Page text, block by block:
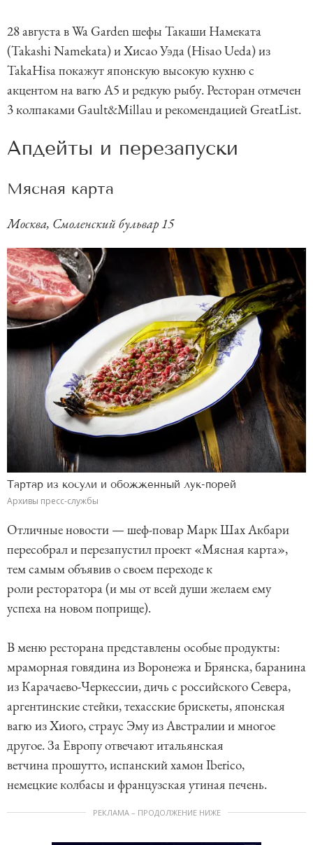
28 августа в Wa Garden шефы Такаши Намеката
(Takashi Namekata) и Хисао Уэда (Hisao Ueda) из
TakaHisa покажут японскую высокую кухню с
акцентом на вагю А5 и редкую рыбу. Ресторан отмечен
3 колпаками Gault&Millau и рекомендацией GreatList.
Апдейты и перезапуски
Мясная карта
Москва, Смоленский бульвар 15
Тартар из косули и обожженный лук-порей
Архивы пресс-службы
Отличные новости — шеф-повар Марк Шах Акбари
пересобрал и перезапустил проект «Мясная карта»,
тем самым объявив о своем переходе к
роли ресторатора (и мы от всей души желаем ему
успеха на новом поприще).
В меню ресторана представлены особые продукты:
мраморная говядина из Воронежа и Брянска, баранина
из Карачаево-Черкессии, дичь с российского Севера,
аргентинские стейки, техасские брискеты, японская
вагю из Хиого, страус Эму из Австралии и многое
другое. За Европу отвечают итальянская
ветчина прошутто, испанский хамон Iberico,
немецкие колбасы и французская утиная печень.
РЕКЛАМА – ПРОДОЛЖЕНИЕ НИЖЕ